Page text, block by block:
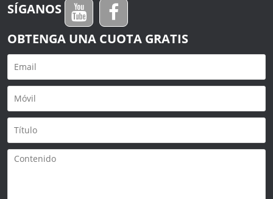
SÍGANOS
OBTENGA UNA CUOTA GRATIS